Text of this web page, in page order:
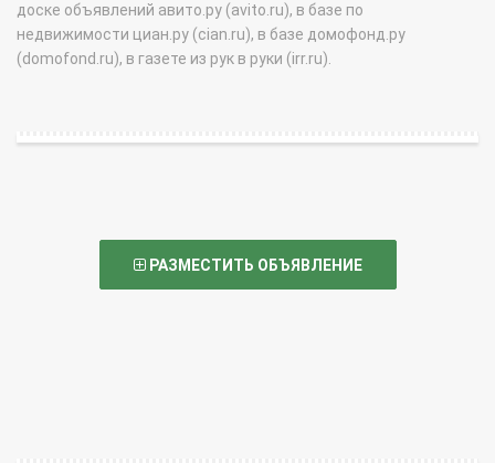
доске объявлений авито.ру (avito.ru), в базе по
недвижимости циан.ру (cian.ru), в базе домофонд.ру
(domofond.ru), в газете из рук в руки (irr.ru).
РАЗМЕСТИТЬ ОБЪЯВЛЕНИЕ